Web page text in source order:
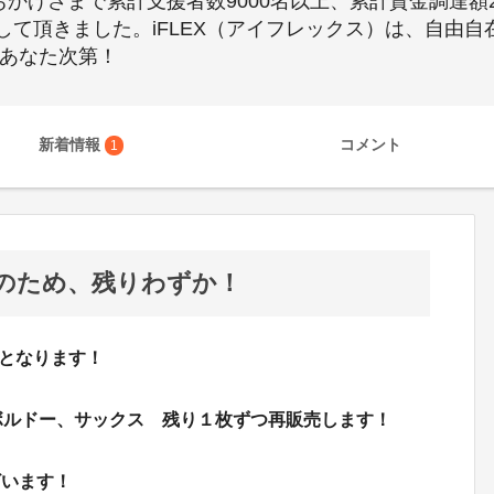
て頂きました。iFLEX（アイフレックス）は、自由
なた次第！
新着情報 1 コメント
め、残りわずか！
なります！
ドー、サックス 残り１枚ずつ再販売します！
ます！